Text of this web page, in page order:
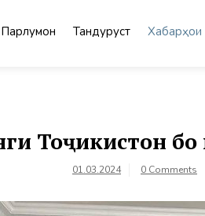
Парлумон Тандурустӣ Хабарҳои
Тоҷикистон
01.03.2024 0 Comments